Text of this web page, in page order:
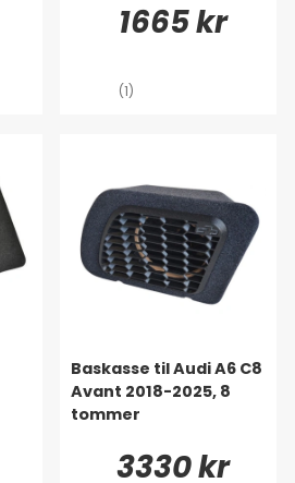
1665 kr
(1)
Baskasse til Audi A6 C8
Avant 2018-2025, 8
tommer
3330 kr